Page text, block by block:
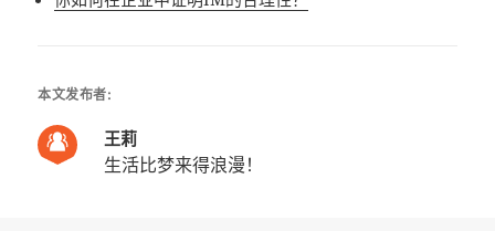
本文发布者:
王莉
生活比梦来得浪漫！